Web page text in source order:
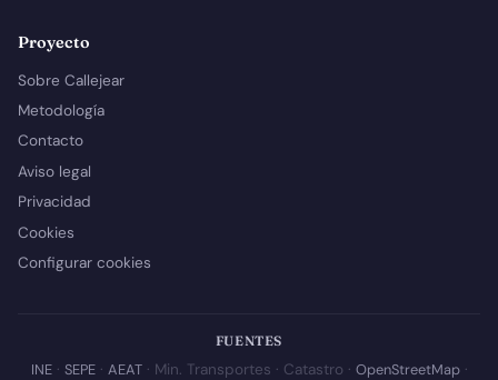
Proyecto
Sobre Callejear
Metodología
Contacto
Aviso legal
Privacidad
Cookies
Configurar cookies
FUENTES
INE· SEPE· AEAT· Min. Transportes · Catastro · OpenStreetMap·